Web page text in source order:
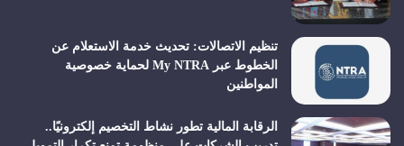
تنظيم الاتصالات: تحديث خدمة الاستعلام عن
الخطوط عبر My NTRA لحماية خصوصية
المواطنين
الرقابة المالية تطور نشاط التخصيم إلكترونيًا..